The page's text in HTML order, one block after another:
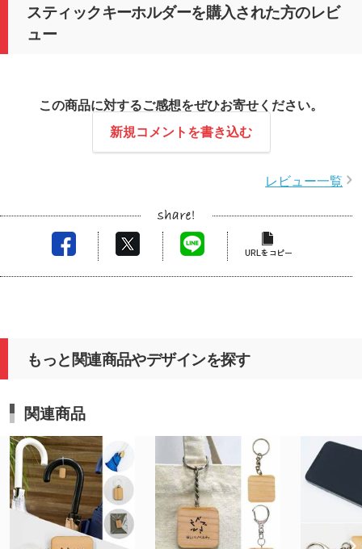
スティックキーホルダーを購入された方のレビ
ュー
この商品に対するご感想をぜひお寄せください。
新規コメントを書き込む
レビュー一覧
もっと関連商品やデザインを探す
関連商品